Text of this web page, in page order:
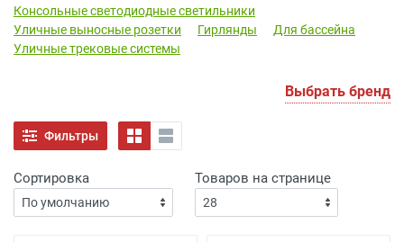
Консольные светодиодные светильники
Уличные выносные розетки
Гирлянды
Для бассейна
Уличные трековые системы
Выбрать бренд
Фильтры
Сортировка Товаров на странице